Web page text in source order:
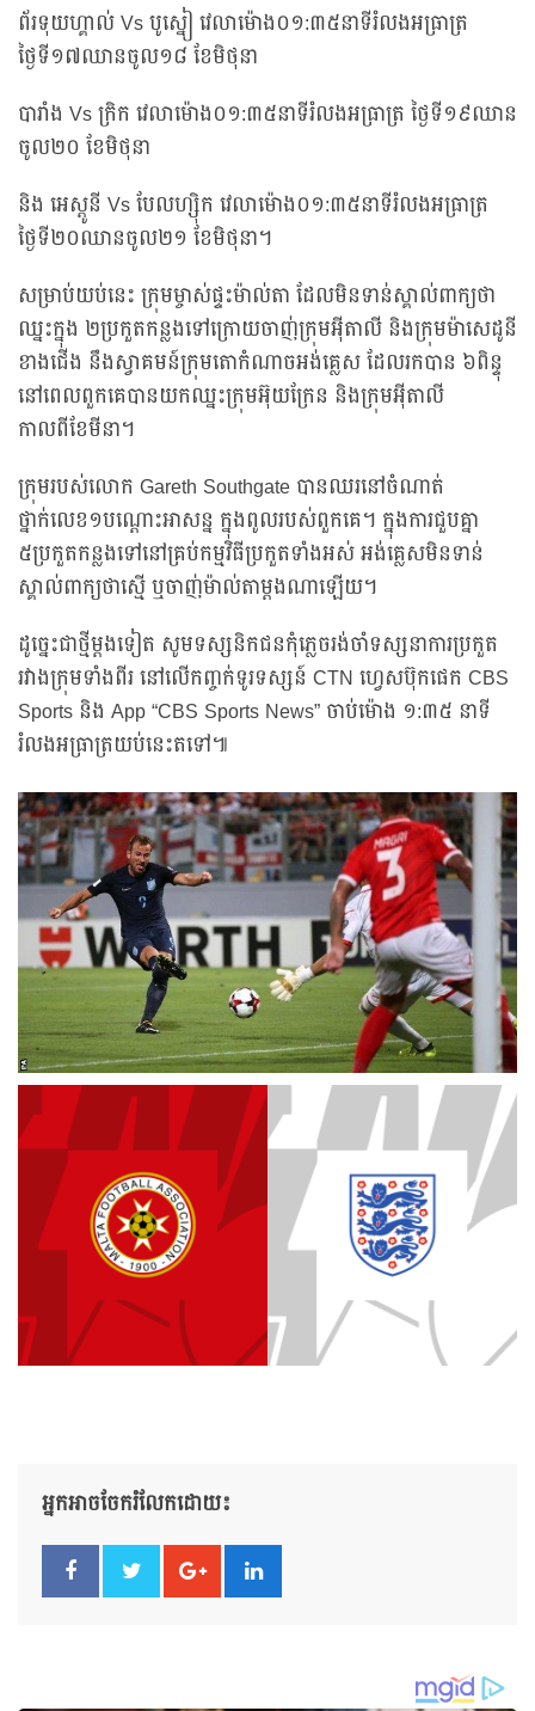
ព័រទុយហ្គាល់ Vs បូស្នៀ វេលាម៉ោង០១:៣៥នាទីរំលងអធ្រាត្រ
ថ្ងៃទី១៧ឈានចូល១៨ ខែមិថុនា
បារាំង Vs ក្រិក វេលាម៉ោង០១:៣៥នាទីរំលងអធ្រាត្រ ថ្ងៃទី១៩ឈាន
ចូល២០ ខែមិថុនា
និង អេស្តូនី Vs បែលហ្ស៊ិក វេលាម៉ោង០១:៣៥នាទីរំលងអធ្រាត្រ
ថ្ងៃទី២០ឈានចូល២១ ខែមិថុនា។
សម្រាប់យប់នេះ ក្រុមម្ចាស់ផ្ទះម៉ាល់តា ដែលមិនទាន់ស្គាល់ពាក្យថា
ឈ្នះក្នុង ២ប្រកួតកន្លងទៅក្រោយចាញ់ក្រុមអ៊ីតាលី និងក្រុមម៉ាសេដូនី
ខាងជើង នឹងស្វាគមន៍ក្រុមតោកំណាចអង់គ្លេស ដែលរកបាន ៦ពិន្ទុ
នៅពេលពួកគេបានយកឈ្នះក្រុមអ៊ុយក្រែន និងក្រុមអ៊ីតាលី
កាលពីខែមីនា។
ក្រុមរបស់លោក Gareth Southgate បានឈរនៅចំណាត់
ថ្នាក់លេខ១បណ្ដោះអាសន្ន ក្នុងពូលរបស់ពួកគេ។ ក្នុងការជួបគ្នា
៥ប្រកួតកន្លងទៅនៅគ្រប់កម្មវិធីប្រកួតទាំងអស់ អង់គ្លេសមិនទាន់
ស្គាល់ពាក្យថាស្មើ ឬចាញ់ម៉ាល់តាម្ដងណាឡើយ។
ដូច្នេះជាថ្មីម្ដងទៀត សូមទស្សនិកជនកុំភ្លេចរង់ចាំទស្សនាការប្រកួត
រវាងក្រុមទាំងពីរ នៅលើកញ្ចក់ទូរទស្សន៍ CTN ហ្វេសប៊ុកផេក CBS
Sports និង App “CBS Sports News” ចាប់ម៉ោង ១:៣៥ នាទី
រំលងអធ្រាត្រយប់នេះតទៅ៕
អ្នកអាចចែករំលែកដោយ៖